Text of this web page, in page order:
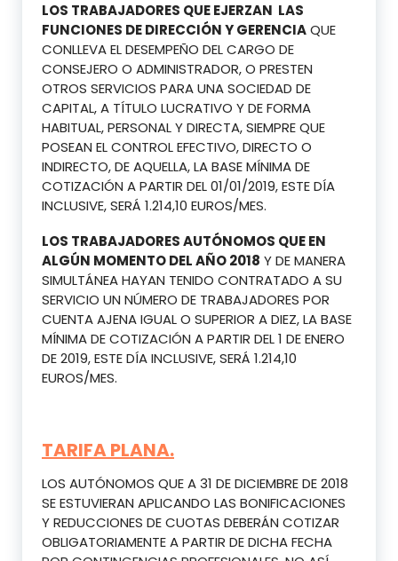
LOS TRABAJADORES QUE EJERZAN LAS
FUNCIONES DE DIRECCIÓN Y GERENCIAQUE
CONLLEVA EL DESEMPEÑO DEL CARGO DE
CONSEJERO O ADMINISTRADOR, O PRESTEN
OTROS SERVICIOS PARA UNA SOCIEDAD DE
CAPITAL, A TÍTULO LUCRATIVO Y DE FORMA
HABITUAL, PERSONAL Y DIRECTA, SIEMPRE QUE
POSEAN EL CONTROL EFECTIVO, DIRECTO O
INDIRECTO, DE AQUELLA, LA BASE MÍNIMA DE
COTIZACIÓN A PARTIR DEL 01/01/2019, ESTE DÍA
INCLUSIVE, SERÁ 1.214,10 EUROS/MES.
LOS TRABAJADORES AUTÓNOMOS QUE EN
ALGÚN MOMENTO DEL AÑO 2018 Y DE MANERA
SIMULTÁNEA HAYAN TENIDO CONTRATADO A SU
SERVICIO UN NÚMERO DE TRABAJADORES POR
CUENTA AJENA IGUAL O SUPERIOR A DIEZ, LA BASE
MÍNIMA DE COTIZACIÓN A PARTIR DEL 1 DE ENERO
DE 2019, ESTE DÍA INCLUSIVE, SERÁ 1.214,10
EUROS/MES.
TARIFA PLANA.
LOS AUTÓNOMOS QUE A 31 DE DICIEMBRE DE 2018
SE ESTUVIERAN APLICANDO LAS BONIFICACIONES
Y REDUCCIONES DE CUOTAS DEBERÁN COTIZAR
OBLIGATORIAMENTE A PARTIR DE DICHA FECHA